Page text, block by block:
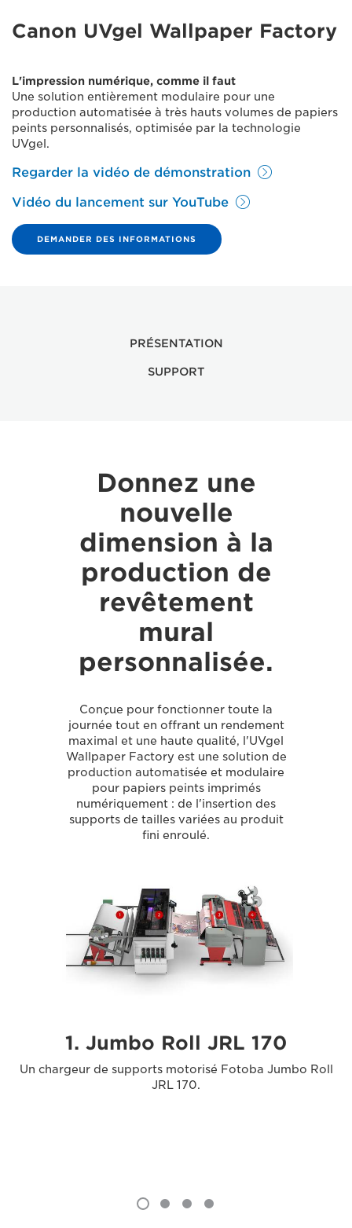
Canon UVgel Wallpaper Factory
L'impression numérique, comme il faut
Une solution entièrement modulaire pour une
production automatisée à très hauts volumes de papiers
peints personnalisés, optimisée par la technologie
UVgel.
Regarder la vidéo de démonstration
Vidéo du lancement sur YouTube
DEMANDER DES INFORMATIONS
PRÉSENTATION
SUPPORT
Donnez une
nouvelle
dimension à la
production de
revêtement
mural
personnalisée.
Conçue pour fonctionner toute la
journée tout en offrant un rendement
maximal et une haute qualité, l'UVgel
Wallpaper Factory est une solution de
production automatisée et modulaire
pour papiers peints imprimés
numériquement : de l'insertion des
supports de tailles variées au produit
fini enroulé.
1. Jumbo Roll JRL 170
Un chargeur de supports motorisé Fotoba Jumbo Roll
JRL 170.